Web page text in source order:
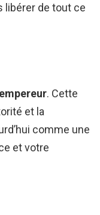
libérer de tout ce
. Cette
et la
comme une
et votre